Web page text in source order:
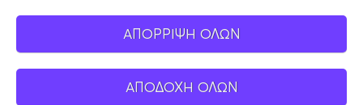
ΑΠΟΡΡΙΨΗ ΟΛΩΝ
ΑΠΟΔΟΧΗ ΟΛΩΝ
Mobile app